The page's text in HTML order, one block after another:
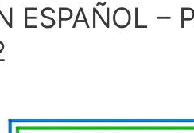
ESPAÑOL –